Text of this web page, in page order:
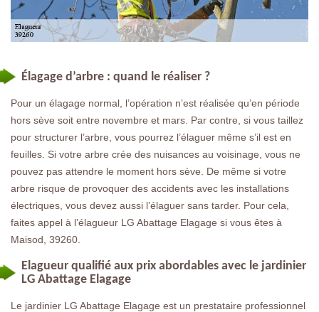
Élagage d’arbre : quand le réaliser ?
Pour un élagage normal, l’opération n’est réalisée qu’en période
hors sève soit entre novembre et mars. Par contre, si vous taillez
pour structurer l’arbre, vous pourrez l’élaguer même s’il est en
feuilles. Si votre arbre crée des nuisances au voisinage, vous ne
pouvez pas attendre le moment hors sève. De même si votre
arbre risque de provoquer des accidents avec les installations
électriques, vous devez aussi l’élaguer sans tarder. Pour cela,
faites appel à l’élagueur LG Abattage Elagage si vous êtes à
Maisod, 39260.
Elagueur qualifié aux prix abordables avec le jardinier
LG Abattage Elagage
Le jardinier LG Abattage Elagage est un prestataire professionnel